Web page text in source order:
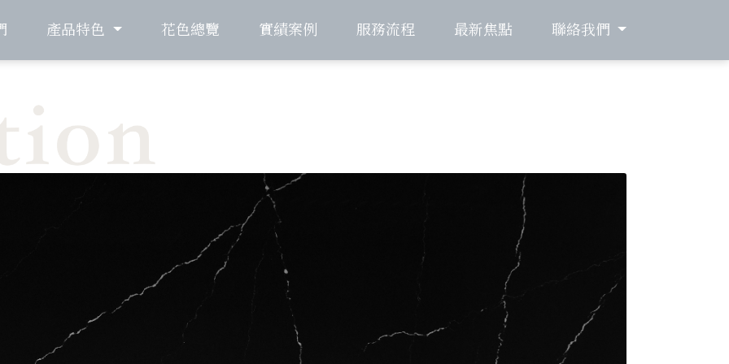
產品特色 花色總覽 實績案例 服務流程 最新焦點 聯絡我們